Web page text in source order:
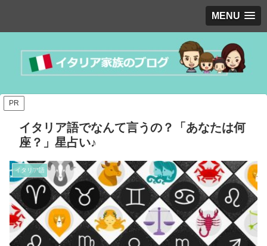
MENU
PR
イタリア語でなんて言うの？「あなたは何
座？」星占い♪
イタリア語